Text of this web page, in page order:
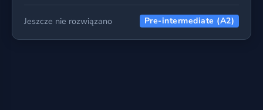
Jeszcze nie rozwiązano Pre-intermediate (A2)